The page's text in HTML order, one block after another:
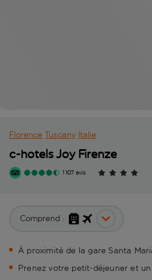
Florence Tuscany Italie
c-hotels Joy Firenze
1 107 avis
Comprend :
À proximité de la gare Santa
Prenez votre petit-déjeuner et